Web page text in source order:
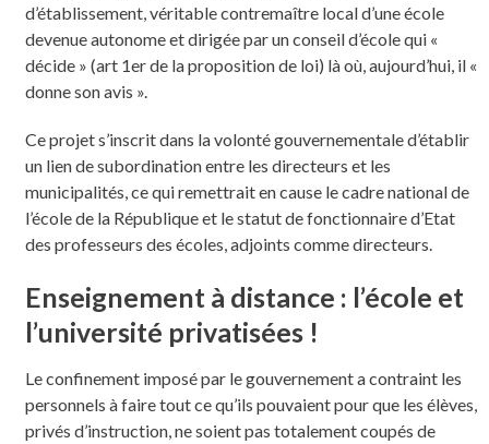
d’établissement, véritable contremaître local d’une école
devenue autonome et dirigée par un conseil d’école qui «
décide » (art 1er de la proposition de loi) là où, aujourd’hui, il «
donne son avis ».
Ce projet s’inscrit dans la volonté gouvernementale d’établir
un lien de subordination entre les directeurs et les
municipalités, ce qui remettrait en cause le cadre national de
l’école de la République et le statut de fonctionnaire d’Etat
des professeurs des écoles, adjoints comme directeurs.
Enseignement à distance : l’école et
l’université privatisées !
Le confinement imposé par le gouvernement a contraint les
personnels à faire tout ce qu’ils pouvaient pour que les élèves,
privés d’instruction, ne soient pas totalement coupés de